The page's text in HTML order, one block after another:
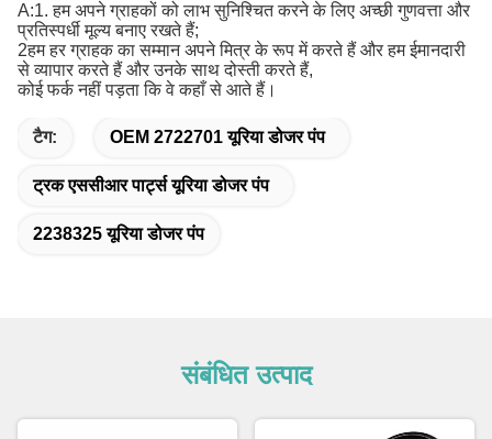
A:1. हम अपने ग्राहकों को लाभ सुनिश्चित करने के लिए अच्छी गुणवत्ता और
प्रतिस्पर्धी मूल्य बनाए रखते हैं;
2हम हर ग्राहक का सम्मान अपने मित्र के रूप में करते हैं और हम ईमानदारी
से व्यापार करते हैं और उनके साथ दोस्ती करते हैं,
कोई फर्क नहीं पड़ता कि वे कहाँ से आते हैं।
टैग: OEM 2722701 यूरिया डोजर पंप
ट्रक एससीआर पार्ट्स यूरिया डोजर पंप
2238325 यूरिया डोजर पंप
संबंधित उत्पाद